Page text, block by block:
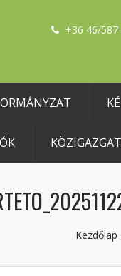
+36 46/
Kezdőlap